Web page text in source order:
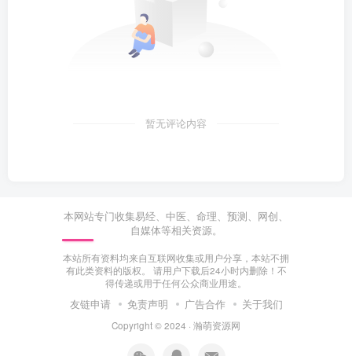
暂无评论内容
本网站专门收集易经、中医、命理、预测、网创、
自媒体等相关资源。
本站所有资料均来自互联网收集或用户分享，本站不拥
有此类资料的版权。 请用户下载后24小时内删除！不
得传递或用于任何公众商业用途。
友链申请 免责声明 广告合作 关于我们
Copyright © 2024 · 瀚萌资源网